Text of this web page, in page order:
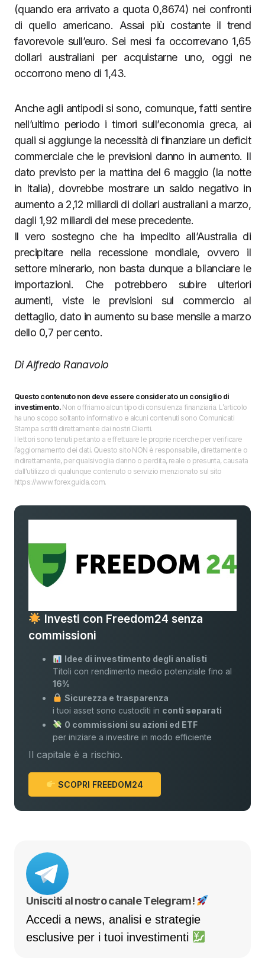
(quando era arrivato a quota 0,8674) nei confronti
di quello americano. Assai più costante il trend
favorevole sull’euro. Sei mesi fa occorrevano 1,65
dollari australiani per acquistarne uno, oggi ne
occorrono meno di 1,43.
Anche agli antipodi si sono, comunque, fatti sentire
nell’ultimo periodo i timori sull’economia greca, ai
quali si aggiunge la necessità di finanziare un deficit
commerciale che le previsioni danno in aumento. Il
dato previsto per la mattina del 6 maggio (la notte
in Italia), dovrebbe mostrare un saldo negativo in
aumento a 2,12 miliardi di dollari australiani a marzo,
dagli 1,92 miliardi del mese precedente.
Il vero sostegno che ha impedito all’Australia di
precipitare nella recessione mondiale, ovvero il
settore minerario, non basta dunque a bilanciare le
importazioni. Che potrebbero subire ulteriori
aumenti, viste le previsioni sul commercio al
dettaglio, dato in aumento su base mensile a marzo
dello 0,7 per cento.
Di Alfredo Ranavolo
Questo contenuto non deve essere considerato un consiglio di
investimento.Non offriamo alcun tipo di consulenza finanziaria. L’articolo
ha uno scopo soltanto informativo e alcuni contenuti sono Comunicati
Stampa scritti direttamente dai nostri Clienti.
I lettori sono tenuti pertanto a effettuare le proprie ricerche per verificare
l’aggiornamento dei dati. Questo sito NON è responsabile, direttamente o
indirettamente, per qualsivoglia danno o perdita, reale o presunta, causata
dall'utilizzo di qualunque contenuto o servizio menzionato sul sito
https://www.forexguida.com.
Investi con Freedom24 senza
commissioni
Idee di investimento degli analisti
Titoli con rendimento medio potenziale fino al
16%
Sicurezza e trasparenza
i tuoi asset sono custoditi in conti separati
0 commissioni su azioni ed ETF
per iniziare a investire in modo efficiente
Il capitale è a rischio.
SCOPRI FREEDOM24
Unisciti al nostro canale Telegram!
Accedi a news, analisi e strategie
esclusive per i tuoi investimenti